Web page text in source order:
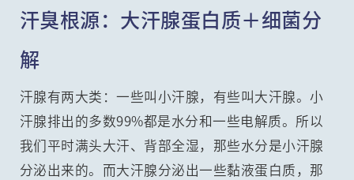
汗臭根源：大汗腺蛋白质＋细菌分
解
汗腺有两大类：一些叫小汗腺，有些叫大汗腺。小
汗腺排出的多数99%都是水分和一些电解质。所以
我们平时满头大汗、背部全湿，那些水分是小汗腺
分泌出来的。而大汗腺分泌出一些黏液蛋白质，那